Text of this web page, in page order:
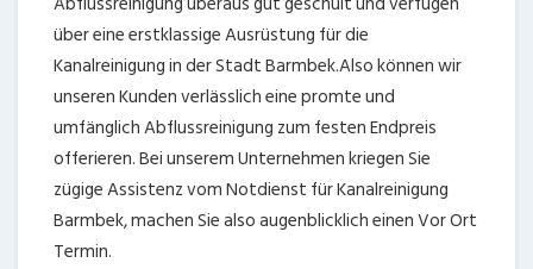
über eine erstklassige Ausrüstung für die
Kanalreinigung in der Stadt Barmbek.Also können wir
unseren Kunden verlässlich eine promte und
umfänglich Abflussreinigung zum festen Endpreis
offerieren. Bei unserem Unternehmen kriegen Sie
zügige Assistenz vom Notdienst für Kanalreinigung
Barmbek, machen Sie also augenblicklich einen Vor Ort
Termin.